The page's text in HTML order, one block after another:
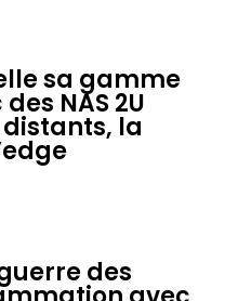
sa gamme
NAS 2U
la
des